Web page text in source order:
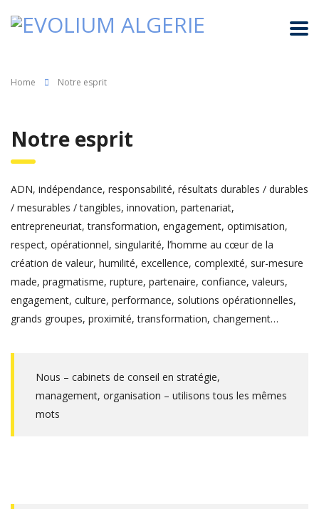
Home Notre esprit
Notre esprit
ADN, indépendance, responsabilité, résultats durables / durables
/ mesurables / tangibles, innovation, partenariat,
entrepreneuriat, transformation, engagement, optimisation,
respect, opérationnel, singularité, l’homme au cœur de la
création de valeur, humilité, excellence, complexité, sur-mesure
made, pragmatisme, rupture, partenaire, confiance, valeurs,
engagement, culture, performance, solutions opérationnelles,
grands groupes, proximité, transformation, changement…
Nous – cabinets de conseil en stratégie,
management, organisation – utilisons tous les mêmes
mots